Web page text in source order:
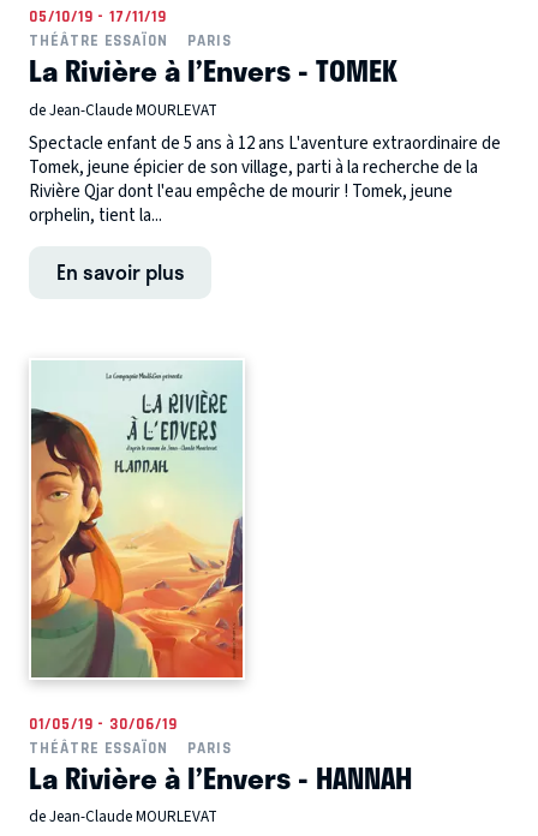
05/10/19 - 17/11/19
THÉÂTRE ESSAÏON
PARIS
La Rivière à l’Envers - TOMEK
de Jean-Claude MOURLEVAT
Spectacle enfant de 5 ans à 12 ans L'aventure extraordinaire de
Tomek, jeune épicier de son village, parti à la recherche de la
Rivière Qjar dont l'eau empêche de mourir ! Tomek, jeune
orphelin, tient la...
En savoir plus
01/05/19 - 30/06/19
THÉÂTRE ESSAÏON
PARIS
La Rivière à l’Envers - HANNAH
de Jean-Claude MOURLEVAT